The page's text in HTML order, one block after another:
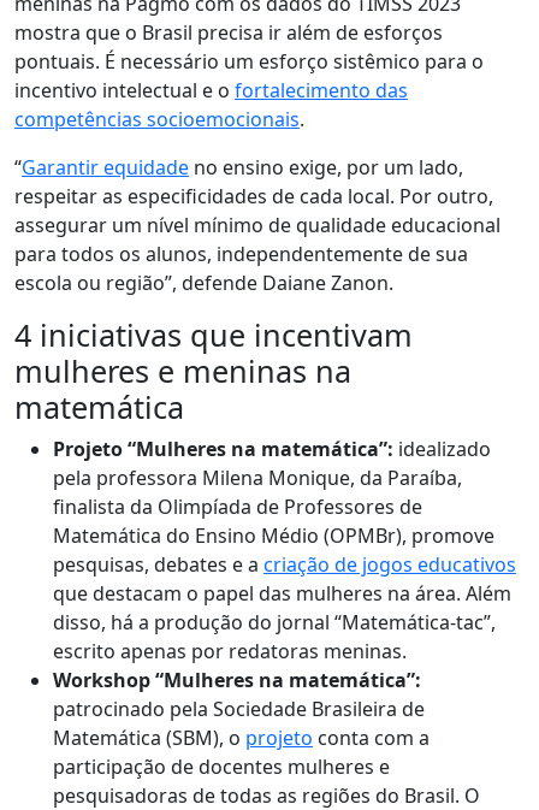
mostra que o Brasil precisa ir além de esforços
pontuais. É necessário um esforço sistêmico para o
incentivo intelectual e o fortalecimento das
competências socioemocionais.
“Garantir equidade no ensino exige, por um lado,
respeitar as especificidades de cada local. Por outro,
assegurar um nível mínimo de qualidade educacional
para todos os alunos, independentemente de sua
escola ou região”, defende Daiane Zanon.
4 iniciativas que incentivam
mulheres e meninas na
matemática
Projeto “Mulheres na matemática”: idealizado
pela professora Milena Monique, da Paraíba,
finalista da Olimpíada de Professores de
Matemática do Ensino Médio (OPMBr), promove
pesquisas, debates e a criação de jogos educativos
que destacam o papel das mulheres na área. Além
disso, há a produção do jornal “Matemática-tac”,
escrito apenas por redatoras meninas.
Workshop “Mulheres na matemática”:
patrocinado pela Sociedade Brasileira de
Matemática (SBM), o projeto conta com a
participação de docentes mulheres e
pesquisadoras de todas as regiões do Brasil. O